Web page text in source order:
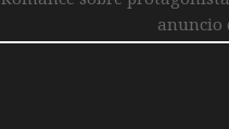
anuncio